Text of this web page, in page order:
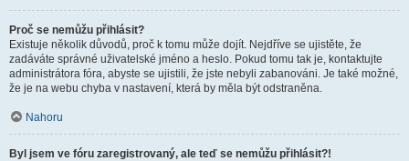
Proč se nemůžu přihlásit?
Existuje několik důvodů, proč k tomu může dojít. Nejdříve se ujistěte, že
zadáváte správné uživatelské jméno a heslo. Pokud tomu tak je, kontaktujte
administrátora fóra, abyste se ujistili, že jste nebyli zabanováni. Je také možné,
že je na webu chyba v nastavení, která by měla být odstraněna.
Nahoru
Byl jsem ve fóru zaregistrovaný, ale teď se nemůžu přihlásit?!